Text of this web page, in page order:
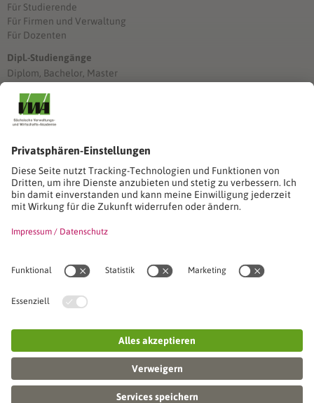
Für Studierende
Für Firmen und Verwaltung
Für Dozenten
Dipl.-Studiengänge
Diplom, Bachelor, Master
Stimmen unserer Absolventinnen und Absolventen
Stimmen unserer Absolventinnen und Absolventen
Seminare
Seminardatenbank
Inhouseanfragen
Seminarreihen
VWA stellt sich vor
Unser SVWA-Team
Veranstaltungsorte und Raumanmietung